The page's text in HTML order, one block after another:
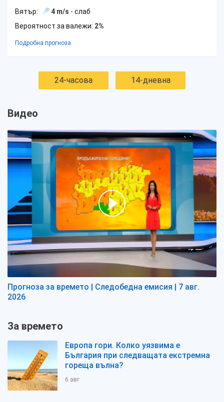
Вятър: 4 m/s - слаб
Вероятност за валежи: 2%
Подробна прогноза
24-часова 14-дневна
Видео
Прогноза за времето | Следобедна емисия | 7 авг.
2026
За времето
Европа гори. Колко уязвима е
България при следващата екстремна
гореща вълна?
6 авг